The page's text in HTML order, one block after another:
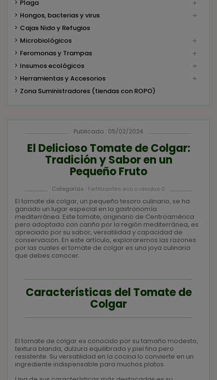
Plaga 
Hongos, bacterias y virus 
Cajas Nido y Refugios
Microbiológicos

Feromonas y Trampas 
Insumos ecológicos 
Herramientas y Accesorios 
Zona Suministradores (tiendas con ROPO)
Publicado : 05/02/2024
El Delicioso Tomate de Colgar:
Tradición y Sabor en un
Pequeño Fruto
Categorías : Fertilizantes eco o residuo 0
El tomate de colgar, un pequeño tesoro culinario, se ha
ganado un lugar especial en la gastronomía
mediterránea. Este tomate, originario de Centroamérica
pero adoptado con cariño por la región mediterránea, es
apreciado por su sabor, versatilidad y capacidad de
conservación. En este artículo, exploraremos las razones
por las cuales el tomate de colgar es una joya culinaria
que debes conocer.
Características del Tomate de
Colgar
El tomate de colgar es conocido por su tamaño modesto,
textura blanda, dulzura equilibrada y piel fina pero
resistente. Su versatilidad en la cocina lo convierte en un
ingrediente indispensable para muchos platos.